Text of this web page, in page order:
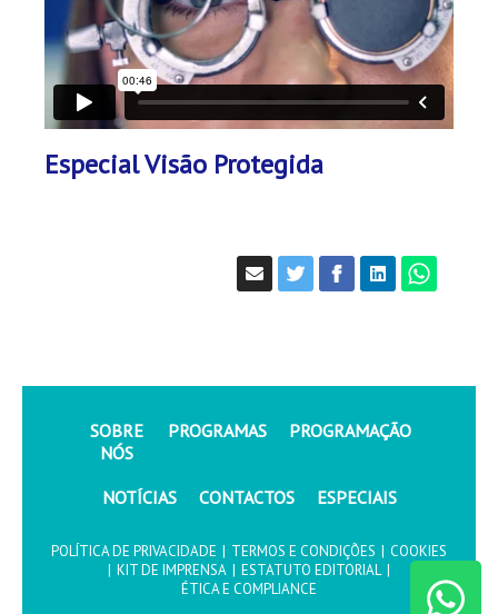
Especial Visão Protegida
SOBRE
NÓS
PROGRAMAS PROGRAMAÇÃO
NOTÍCIAS CONTACTOS ESPECIAIS
POLÍTICA DE PRIVACIDADE | TERMOS E CONDIÇÕES | COOKIES
| KIT DE IMPRENSA | ESTATUTO EDITORIAL |
ÉTICA E COMPLIANCE